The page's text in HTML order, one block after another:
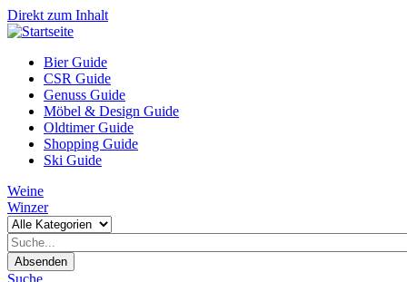
Direkt zum Inhalt
Bier Guide
CSR Guide
Genuss Guide
Möbel & Design Guide
Oldtimer Guide
Shopping Guide
Ski Guide
Weine
Winzer
Absenden
Suche